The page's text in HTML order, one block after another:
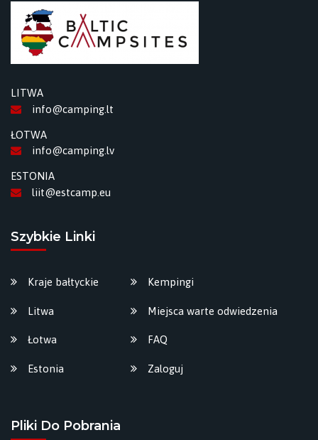
LITWA
info@camping.lt
ŁOTWA
info@camping.lv
ESTONIA
liit@estcamp.eu
Szybkie Linki
Kraje bałtyckie
Litwa
Łotwa
Estonia
Kempingi
Miejsca warte odwiedzenia
FAQ
Zaloguj
Pliki Do Pobrania